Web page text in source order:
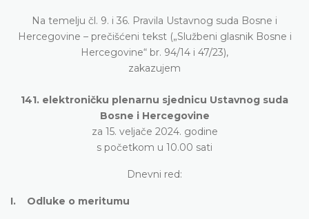
Na temelju čl. 9. i 36. Pravila Ustavnog suda Bosne i
Hercegovine – prečišćeni tekst („Službeni glasnik Bosne i
Hercegovine“ br. 94/14 i 47/23),
zakazujem
141. elektroničku plenarnu sjednicu Ustavnog suda
Bosne i Hercegovine
za 15. veljače 2024. godine
s početkom u 10.00 sati
Dnevni red:
I. Odluke o meritumu